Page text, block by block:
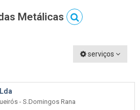
Metálicas
serviços
- S.Domingos Rana